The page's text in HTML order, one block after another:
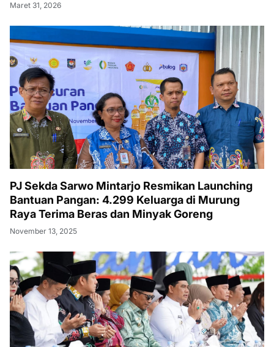
Maret 31, 2026
PJ Sekda Sarwo Mintarjo Resmikan Launching
Bantuan Pangan: 4.299 Keluarga di Murung
Raya Terima Beras dan Minyak Goreng
November 13, 2025